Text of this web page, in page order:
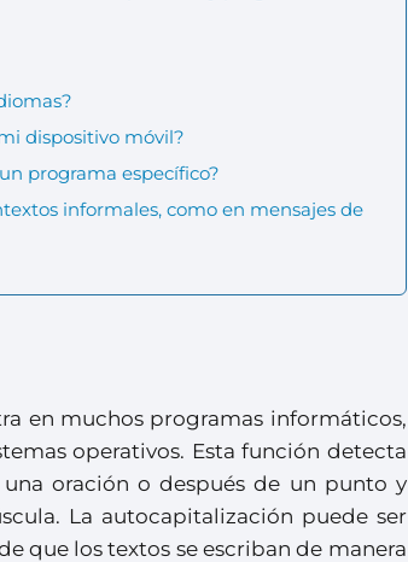
dispositivo móvil?
programa específico?
informales, como en mensajes de
en muchos programas informáticos,
operativos. Esta función detecta
oración o después de un punto y
La autocapitalización puede ser
que los textos se escriban de manera